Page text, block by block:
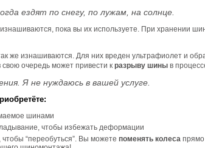
ездят по снегу, по лужам, на солнце.
пока вы их используете. При хранении
же изнашиваются. Для них вреден ультрафиолет и
очередь может привести к разрыву шины в
Я не нуждаюсь в вашей услуге.
шинами
чтобы избежать деформации
“переобуться”. Вы можете поменять колеса